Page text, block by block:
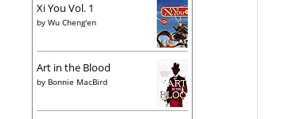
Xi You Vol. 1
byWu Cheng'en
Art in the Blood
by Bonnie MacBird